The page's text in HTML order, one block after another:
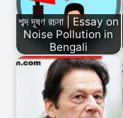
শব্দ দূষণ রচনা | Essay on
Noise Pollution in
Bengali